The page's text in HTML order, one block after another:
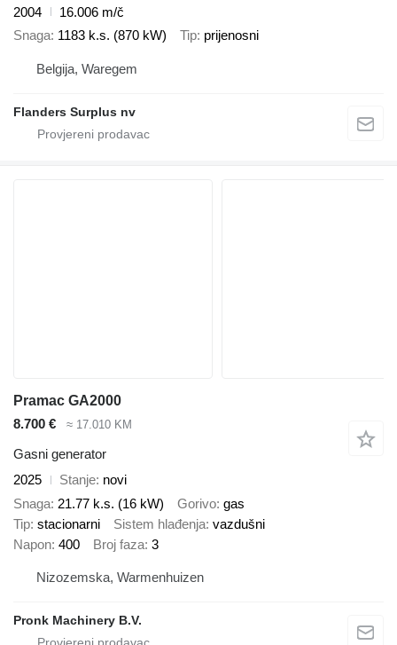
2004
16.006 m/č
Snaga 1183 k.s. (870 kW) Tip prijenosni
Belgija, Waregem
Flanders Surplus nv
Pramac GA2000
8.700 €
≈ 17.010 KM
Gasni generator
2025
Stanje novi
Snaga 21.77 k.s. (16 kW) Gorivo gas
Tip stacionarni Sistem hlađenja vazdušni
Napon 400 Broj faza 3
Nizozemska, Warmenhuizen
Pronk Machinery B.V.